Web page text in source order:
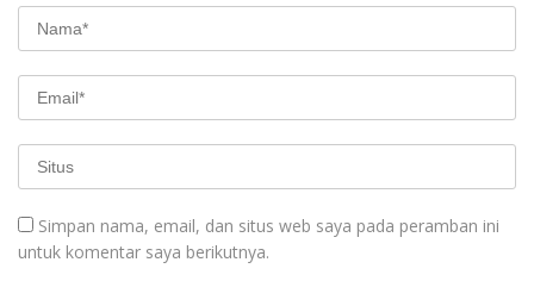
Simpan nama, email, dan situs web saya pada peramban ini
untuk komentar saya berikutnya.